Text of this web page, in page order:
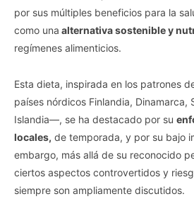
por sus múltiples beneficios para la
como una alternativa sostenible y
regímenes alimenticios.
Esta dieta, inspirada en los patrones
países nórdicos Finlandia, Dinamarca,
Islandia—, se ha destacado por su
locales, de temporada, y por su bajo
embargo, más allá de su reconocido
ciertos aspectos controvertidos y
siempre son ampliamente discutidos.